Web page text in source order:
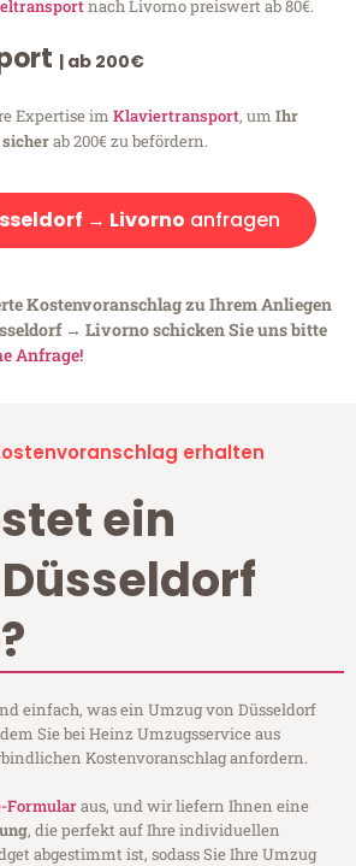
nach Livorno preiswert ab 80€.
| ab 200€
Expertise im Klaviertransport, um Ihr
ab 200€ zu befördern.
→ Livorno anfragen
Kostenvoranschlag zu Ihrem Anliegen
→ Livorno schicken Sie uns bitte
Anfrage!
erhalten
ein
einfach, was ein Umzug von Düsseldorf
Sie bei Heinz Umzugsservice aus
Kostenvoranschlag anfordern.
Formularaus, und wir liefern Ihnen eine
, die perfekt auf Ihre individuellen
abgestimmt ist, sodass Sie Ihre Umzug